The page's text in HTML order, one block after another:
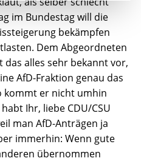
im Bundestag will die
bekämpfen
Dem Abgeordneten
alles sehr bekannt vor,
AfD-Fraktion genau das
kommt er nicht umhin
Ihr, liebe CDU/CSU
man AfD-Anträgen ja
immerhin: Wenn gute
übernommen